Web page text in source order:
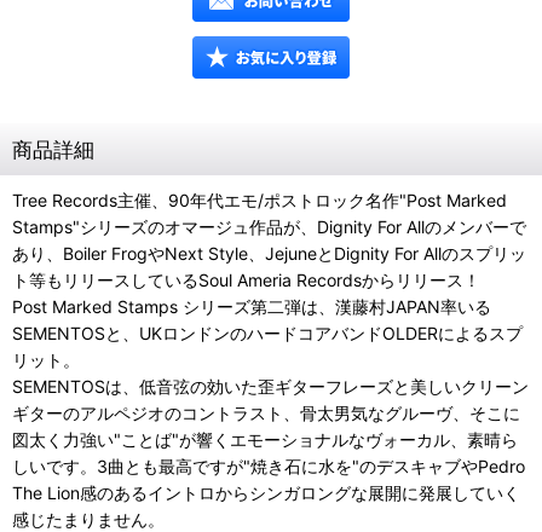
商品詳細
Tree Records主催、90年代エモ/ポストロック名作"Post Marked
Stamps"シリーズのオマージュ作品が、Dignity For Allのメンバーで
あり、Boiler FrogやNext Style、JejuneとDignity For Allのスプリッ
ト等もリリースしているSoul Ameria Recordsからリリース！
Post Marked Stamps シリーズ第二弾は、漢藤村JAPAN率いる
SEMENTOSと、UKロンドンのハードコアバンドOLDERによるスプ
リット。
SEMENTOSは、低音弦の効いた歪ギターフレーズと美しいクリーン
ギターのアルペジオのコントラスト、骨太男気なグルーヴ、そこに
図太く力強い"ことば"が響くエモーショナルなヴォーカル、素晴ら
しいです。3曲とも最高ですが"焼き石に水を"のデスキャブやPedro
The Lion感のあるイントロからシンガロングな展開に発展していく
感じたまりません。